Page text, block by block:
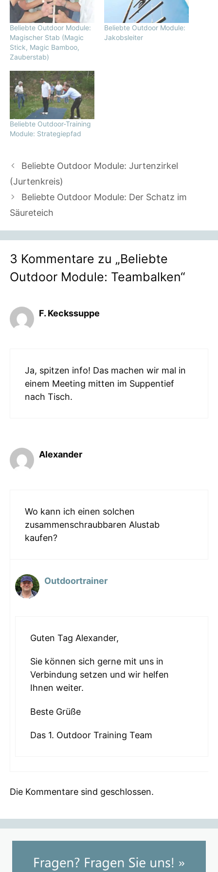
Beliebte Outdoor Module:
Magischer Stab (Magic
Stick, Magic Bamboo,
Zauberstab)
Beliebte Outdoor Module:
Jakobsleiter
Beliebte Outdoor-Training
Module: Strategiepfad
Beliebte Outdoor Module: Jurtenzirkel
(Jurtenkreis)
Beliebte Outdoor Module: Der Schatz im
Säureteich
3 Kommentare zu „Beliebte
Outdoor Module: Teambalken“
F. Keckssuppe
Ja, spitzen info! Das machen wir mal in
einem Meeting mitten im Suppentief
nach Tisch.
Alexander
Wo kann ich einen solchen
zusammenschraubbaren Alustab
kaufen?
Outdoortrainer
Guten Tag Alexander,
Sie können sich gerne mit uns in
Verbindung setzen und wir helfen
Ihnen weiter.
Beste Grüße
Das 1. Outdoor Training Team
Die Kommentare sind geschlossen.